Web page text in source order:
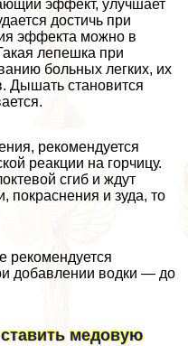
эффект, улучшает
достичь при
эффекта можно в
лепешка при
больных легких, их
Дышать становится
рекомендуется
реакции на горчицу.
сгиб и ждут
покраснения и зуда, то
рекомендуется
добавлении водки — до
медовую